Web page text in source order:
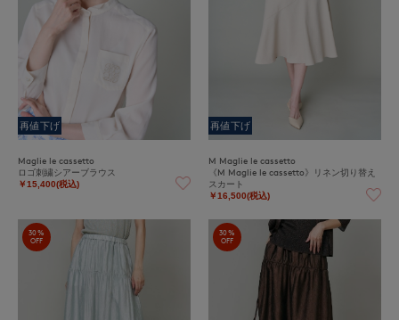
再値下げ
Maglie le cassetto
ロゴ刺繍シアーブラウス
￥15,400(税込)
再値下げ
M Maglie le cassetto
《M Maglie le cassetto》リネン切り替え
スカート
￥16,500(税込)
30%
OFF
30%
OFF